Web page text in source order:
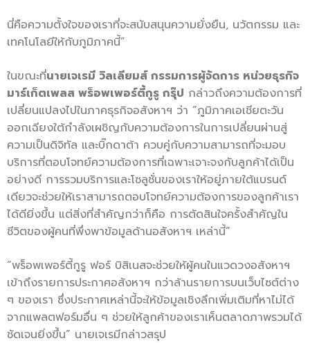
นี่คือความตั้งใจของเราที่จะสนับสนุนความยั่งยืน, นวัตกรรม และ
เทคโนโลยีให้กับภูมิภาคนี้”
ในขณะที่นายเจเรมี วิลเลียมส์ กรรมการผู้จัดการ หน่วยธุรกิจ
มาร์เก็ตเพลส พร็อพเพอร์ตี้กูรู กรุ๊ป กล่าวถึงความต้องการที่
เปลี่ยนแปลงไปในภาคธุรกิจอสังหาฯ ว่า “ภูมิภาคเอเชียตะวัน
ออกเฉียงใต้กำลังเผชิญกับความต้องการในการเปลี่ยนผ่านสู่
ความเป็นดิจิทัล และบิ๊กดาต้า ควบคู่กับความสามารถที่จะมอบ
บริการที่ตอบโจทย์ความต้องการที่เฉพาะเจาะจงกับลูกค้าได้เป็น
อย่างดี การรวมบริการและโซลูชั่นของเราให้อยู่ภายใต้แบรนด์
เดียวจะช่วยให้เราสามารถตอบโจทย์ความต้องการของลูกค้าเรา
ได้ดียิ่งขึ้น แต่สิ่งที่สำคัญกว่าก็คือ การตัดสินใจครั้งสำคัญใน
ชีวิตของผู้คนที่พึ่งพาข้อมูลด้านอสังหาฯ เหล่านี้”
“พร็อพเพอร์ตี้กูรู ฟอร์ บิสิเนสจะช่วยให้ผู้คนในแวดวงอสังหาฯ
เข้าถึงรายการประกาศอสังหาฯ กว่าล้านรายการบนเว็บไซต์ต่าง
ๆ ของเรา ซึ่งประกาศเหล่านี้จะให้ข้อมูลเชิงลึกเพิ่มเติมที่หาไม่ได้
จากแพลตฟอร์มอื่น ๆ ช่วยให้ลูกค้าของเราเห็นตลาดภาพรวมได้
ชัดเจนยิ่งขึ้น” นายเจเรมีกล่าวสรุป